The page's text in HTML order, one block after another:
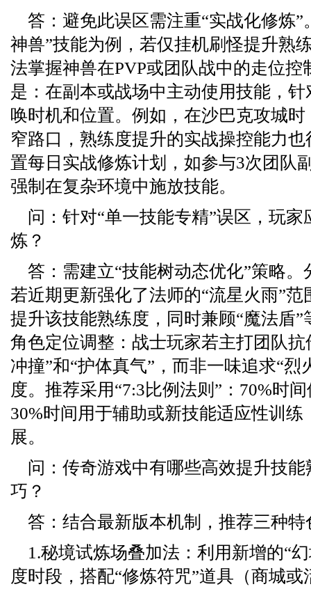
答：避免此误区需注重“实战化修炼”
神兽”技能为例，若仅挂机刷怪提升熟
法掌握神兽在PVP或团队战中的走位控
是：在副本或战场中主动使用技能，
唤时机和位置。例如，在沙巴克攻城
窄路口，熟练度提升的实战操控能力
置每日实战修炼计划，如参与3次团队
强制在复杂环境中施放技能。
问：针对“单一技能专精”误区，玩
炼？
答：需建立“技能树动态优化”策略
若近期更新强化了法师的“流星火雨”
提升该技能熟练度，同时兼顾“魔法盾
角色定位调整：战士玩家若主打团队抗
冲撞”和“护体真气”，而非一味追求“烈
度。推荐采用“7:3比例法则”：70%时
30%时间用于辅助或新技能适应性训练
展。
问：传奇游戏中有哪些高效提升技
巧？
答：结合最新版本机制，推荐三种特
1.秘境试炼场叠加法：利用新增的“
度时段，搭配“修炼符咒”道具（商城